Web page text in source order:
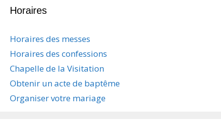
Horaires
Horaires des messes
Horaires des confessions
Chapelle de la Visitation
Obtenir un acte de baptême
Organiser votre mariage